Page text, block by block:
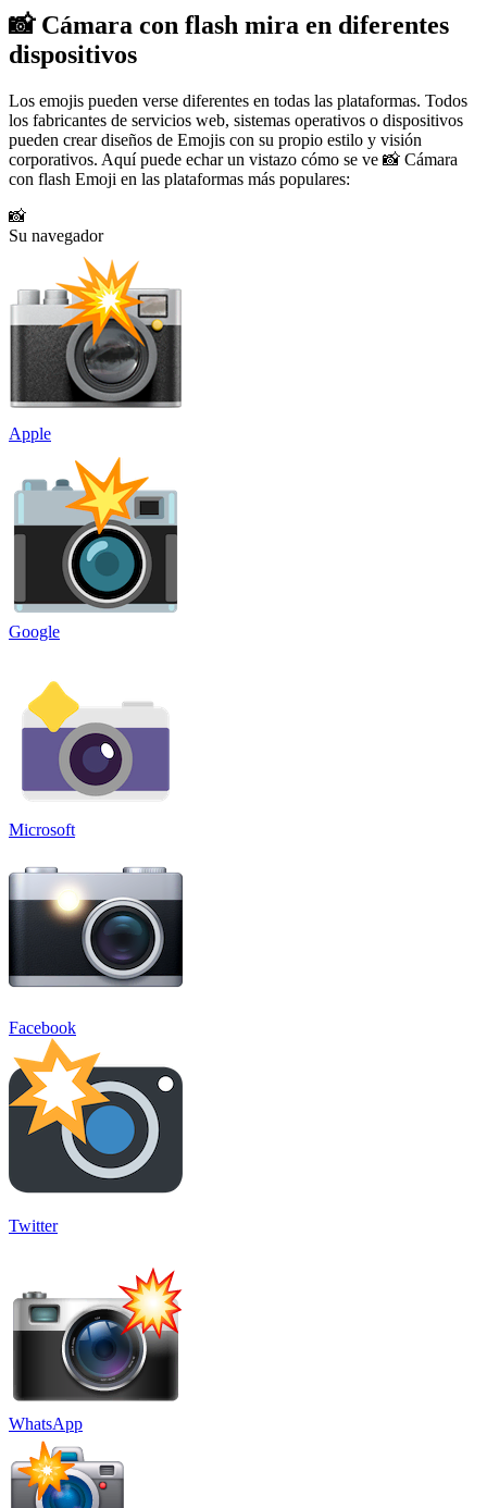
📸 Cámara con flash mira en diferentes
dispositivos
Los emojis pueden verse diferentes en todas las plataformas. Todos
los fabricantes de servicios web, sistemas operativos o dispositivos
pueden crear diseños de Emojis con su propio estilo y visión
corporativos. Aquí puede echar un vistazo cómo se ve 📸 Cámara
con flash Emoji en las plataformas más populares:
📸
Su navegador
Apple
Google
Microsoft
Facebook
Twitter
WhatsApp